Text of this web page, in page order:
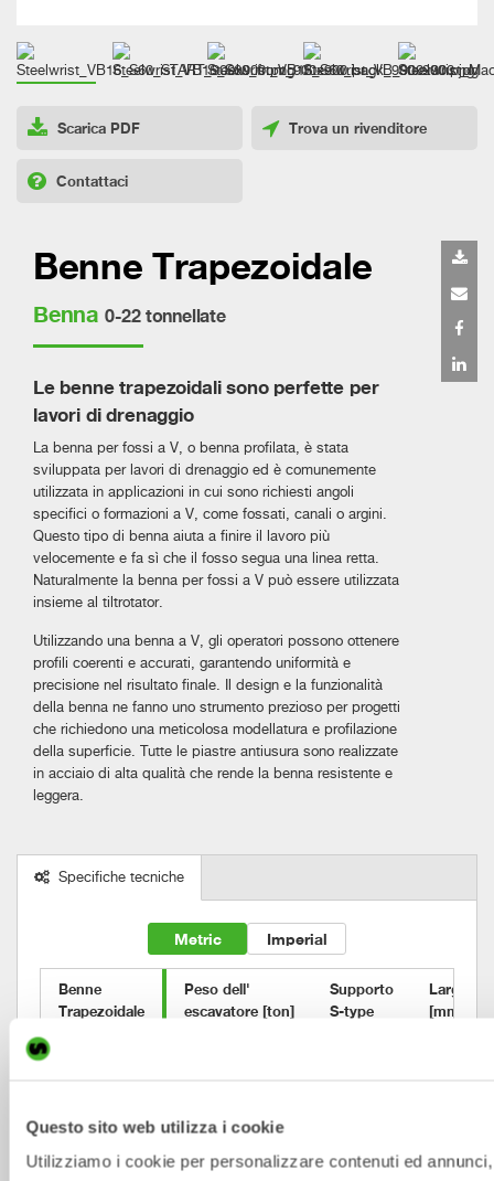
Questo sito web utilizza i cookie
Utilizziamo i cookie per personalizzare contenuti ed
Scarica PDF Trova un rivenditore
Contattaci
Benne Trapezoidale
Benna 0-22 tonnellate
Le benne trapezoidali sono perfette per
lavori di drenaggio
La benna per fossi a V, o benna profilata, è stata
sviluppata per lavori di drenaggio ed è comunemente
utilizzata in applicazioni in cui sono richiesti angoli
specifici o formazioni a V, come fossati, canali o argini.
Questo tipo di benna aiuta a finire il lavoro più
velocemente e fa sì che il fosso segua una linea retta.
Naturalmente la benna per fossi a V può essere utilizzata
insieme al tiltrotator.
Utilizzando una benna a V, gli operatori possono ottenere
profili coerenti e accurati, garantendo uniformità e
precisione nel risultato finale. Il design e la funzionalità
della benna ne fanno uno strumento prezioso per progetti
che richiedono una meticolosa modellatura e profilazione
della superficie. Tutte le piastre antiusura sono realizzate
in acciaio di alta qualità che rende la benna resistente e
leggera.
Specifiche tecniche
Metric Imperial
Benne
Trapezoidale
Peso dell'
escavatore [ton]
Supporto
S-type
[mm]
VB4 2-6